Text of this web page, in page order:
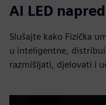
AI LED
Slušajte kako Fizička
u inteligentne,
razmišljati, djelovati i